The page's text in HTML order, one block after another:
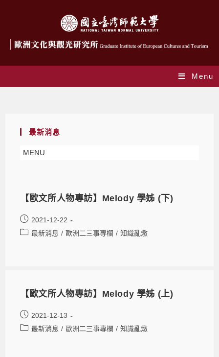
Menu
最新消息
MENU
【歐文所人物專訪】Melody 學姊 (下)
2021-12-22
最新消息 / 歐洲二三事專欄 / 知識亂燉
【歐文所人物專訪】Melody 學姊 (上)
2021-12-13
最新消息 / 歐洲二三事專欄 / 知識亂燉